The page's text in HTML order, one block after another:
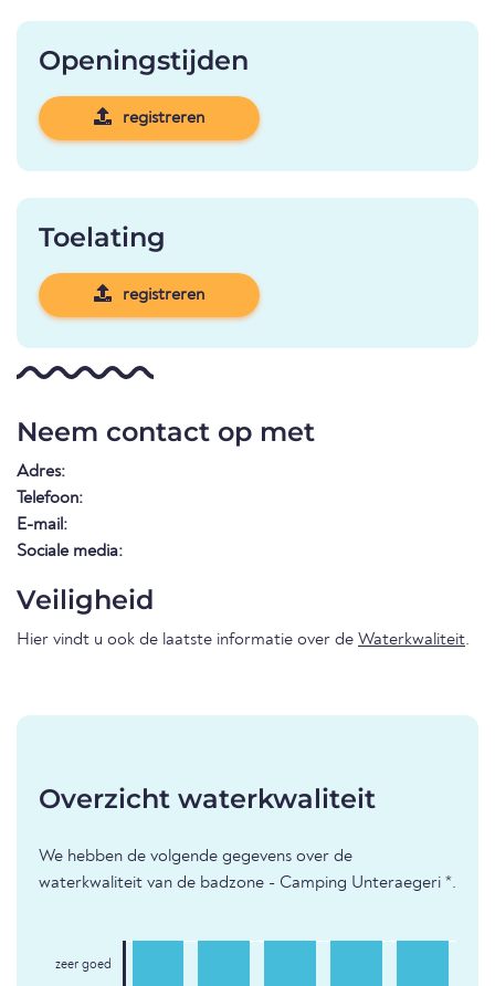
Openingstijden
registreren
Toelating
registreren
Neem contact op met
Adres:
Telefoon:
E-mail:
Sociale media:
Veiligheid
Hier vindt u ook de laatste informatie over de Waterkwaliteit.
Overzicht waterkwaliteit
We hebben de volgende gegevens over de
waterkwaliteit van de badzone - Camping Unteraegeri *.
zeer goed